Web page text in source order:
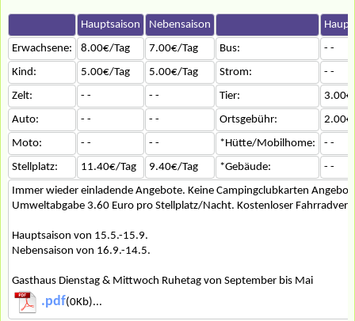
Hauptsaison Nebensaison
Erwachsene:
8.00€/Tag 7.00€/Tag Bus:
- -
Kind:
5.00€/Tag 5.00€/Tag Strom:
- -
Zelt:
- - - - Tier:
Auto:
- - - - Ortsgebühr:
Moto:
- - - - *Hütte/Mobilhome:
- -
Stellplatz:
11.40€/Tag 9.40€/Tag *Gebäude:
- -
Immer wieder einladende Angebote. Keine Campingclubkarten
Umweltabgabe 3.60 Euro pro Stellplatz/Nacht. Kostenloser
Hauptsaison von 15.5.-15.9.
Nebensaison von 16.9.-14.5.
Gasthaus Dienstag & Mittwoch Ruhetag von September bis Mai
.pdf(0Kb)...